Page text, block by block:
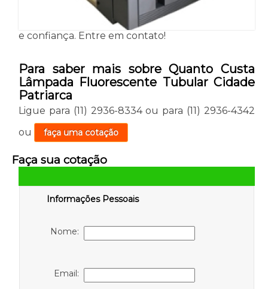
e confiança. Entre em contato!
Para saber mais sobre Quanto Custa
Lâmpada Fluorescente Tubular Cidade
Patriarca
Ligue para (11) 2936-8334ou para (11) 2936-4342
ou
faça uma cotação
Faça sua cotação
Informações Pessoais
Nome:
Email: